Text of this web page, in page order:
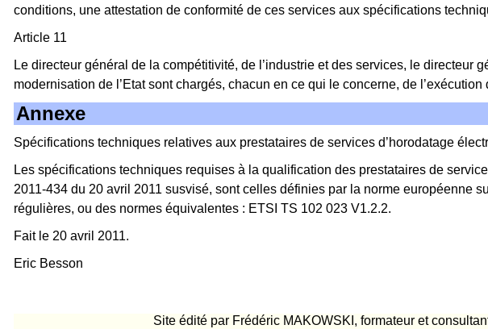
conditions, une attestation de conformité de ces services aux spécifications
Article 11
Le directeur général de la compétitivité, de l’industrie et des services, le directeur
modernisation de l’Etat sont chargés, chacun en ce qui le concerne, de
Annexe
Spécifications techniques relatives aux prestataires de services d’horodatage
Les spécifications techniques requises à la qualification des prestataires de
2011-434 du 20 avril 2011 susvisé, sont celles définies par la norme européenne
régulières, ou des normes équivalentes : ETSI TS 102 023 V1.2.2.
Fait le 20 avril 2011.
Eric Besson
Site édité par Frédéric MAKOWSKI, formateur et